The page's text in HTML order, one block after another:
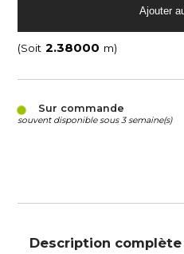
(Soit m)
Sur commande
souvent disponible sous 3 semaine(s)
Description complète